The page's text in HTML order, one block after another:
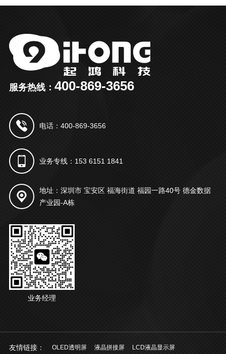
服务热线： 400-869-3656
电话：400-869-3656
业务专线：153 6151 1841
地址：深圳市 宝安区 福海街道 福园一路40号 德金数据
产业园-A栋
业务经理
友情链接： OLED透明屏 液晶拼接屏 LCD液晶显示屏